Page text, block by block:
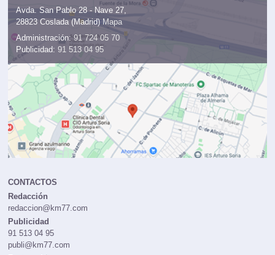
Avda. San Pablo 28 - Nave 27,
28823 Coslada (Madrid) Mapa
Administración: 91 724 05 70
Publicidad: 91 513 04 95
CONTACTOS
Redacción
redaccion@km77.com
Publicidad
91 513 04 95
publi@km77.com